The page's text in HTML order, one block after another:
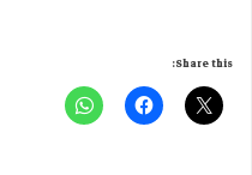
Share this: